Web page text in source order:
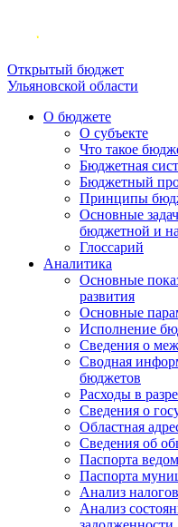
Открытый бюджет
Ульяновской области
О бюджете
О субъекте
Что такое
Бюджетная
Бюджетный
Принципы
Основные
бюджетной и
Глоссарий
Аналитика
Основные
развития
Основные
Исполнение
Сведения о
Сводная
бюджетов
Расходы в
Сведения о
Областная
Сведения об
Паспорта
Паспорта
Анализ
Анализ